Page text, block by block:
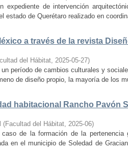
expediente de intervención
estado de Querétaro realizado en
a través de la revista
del Hábitat, 2025-05-27)
período de cambios culturales y
de diseño propio, la mayoría de los
habitacional Rancho Pavón
(Facultad del Hábitat, 2025-06)
de la formación de la
en el municipio de Soledad de